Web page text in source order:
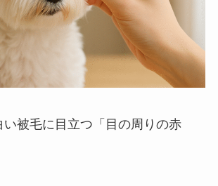
い被毛に目立つ「目の周りの赤